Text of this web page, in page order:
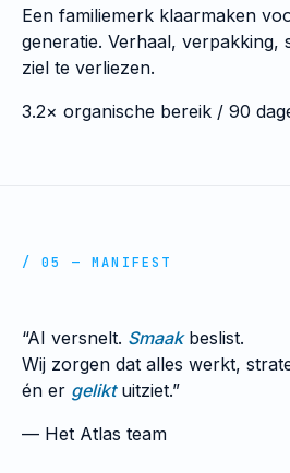
Een familiemerk klaarmaken
generatie. Verhaal,
ziel te verliezen.
3.2× organische bereik / 90
/ 05 — MANIFEST
“AI versnelt. Smaakbeslist.
Wij zorgen dat alles werkt,
én er geliktuitziet.”
— Het Atlas team